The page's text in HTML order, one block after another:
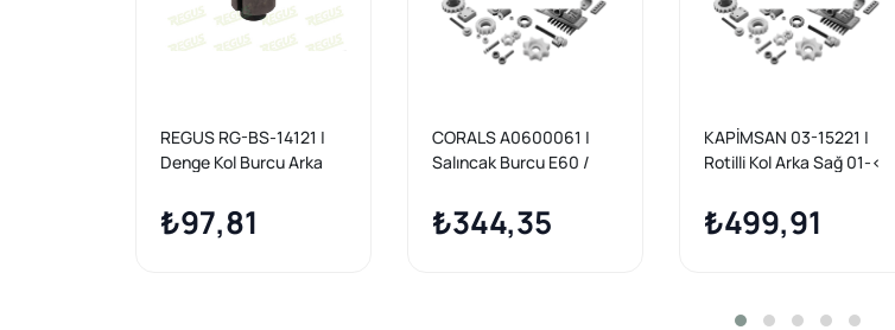
REGUS RG-BS-14121 |
Denge Kol Burcu Arka
(E60) 520 D 2003-2010
₺97,81
CORALS A0600061 |
Salıncak Burcu E60 /
₺344,35
KAPİMSAN 03-15221 |
Rotilli Kol Arka Sağ 01-<
₺499,91